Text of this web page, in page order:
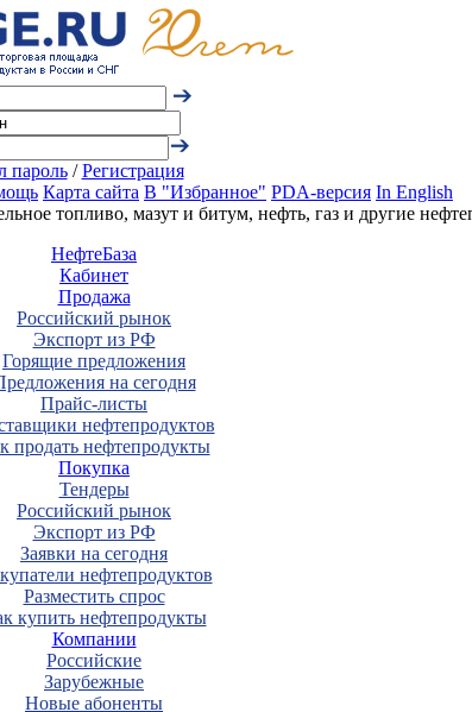
пароль/Регистрация
Карта сайта В "Избранное" PDA-версия In English
топливо, мазут и битум, нефть, газ и другие
НефтеБаза
Кабинет
Продажа
Российский рынок
Экспорт из РФ
Горящие предложения
на сегодня
Прайс-листы
нефтепродуктов
продать нефтепродукты
Покупка
Тендеры
Российский рынок
Экспорт из РФ
Заявки на сегодня
нефтепродуктов
Разместить спрос
купить нефтепродукты
Компании
Российские
Зарубежные
Новые абоненты